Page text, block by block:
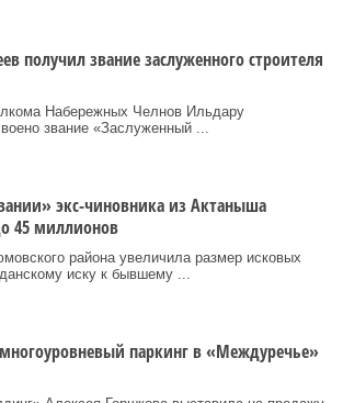
получил звание заслуженного строителя
Набережных Челнов Ильдару
звание «Заслуженный ...
экс-чиновника из Актаныша
45 миллионов
района увеличила размер исковых
иску к бывшему ...
паркинг в «Междуречье»